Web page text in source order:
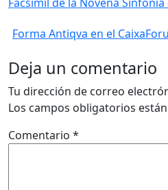
Forma Antiqva en el
Deja un comentario
Tu dirección de correo
Los campos obligatorios
Comentario *